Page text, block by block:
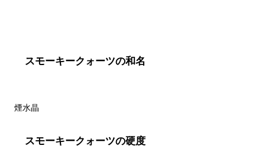
スモーキークォーツの和名
スモーキークォーツの硬度